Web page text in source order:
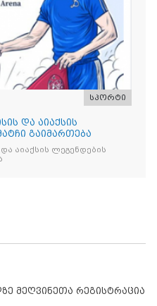
სპორტი
და აიაქსის
გაიმართება
აიაქსის ლეგენდების
მეღვინეთა რეგისტრაცია